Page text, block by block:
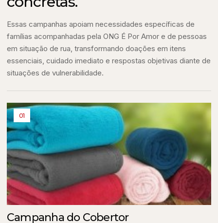
Essas campanhas apoiam necessidades específicas de
famílias acompanhadas pela ONG É Por Amor e de pessoas
em situação de rua, transformando doações em itens
essenciais, cuidado imediato e respostas objetivas diante de
situações de vulnerabilidade.
01
Campanha do Cobertor